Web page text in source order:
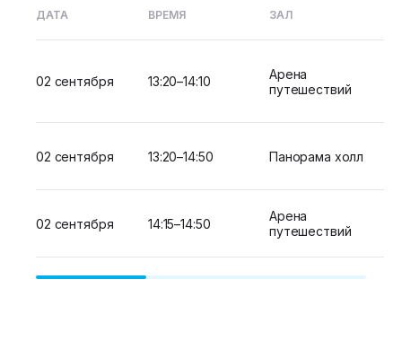
ДАТА ВРЕМЯ ЗАЛ
02 сентября 13:20–14:10
Арена
путешествий
02 сентября 13:20–14:50 Панорама холл
02 сентября 14:15–14:50
Арена
путешествий